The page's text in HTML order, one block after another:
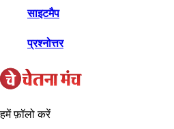
साइटमैप
प्रश्नोत्तर
हमें फ़ॉलो करें